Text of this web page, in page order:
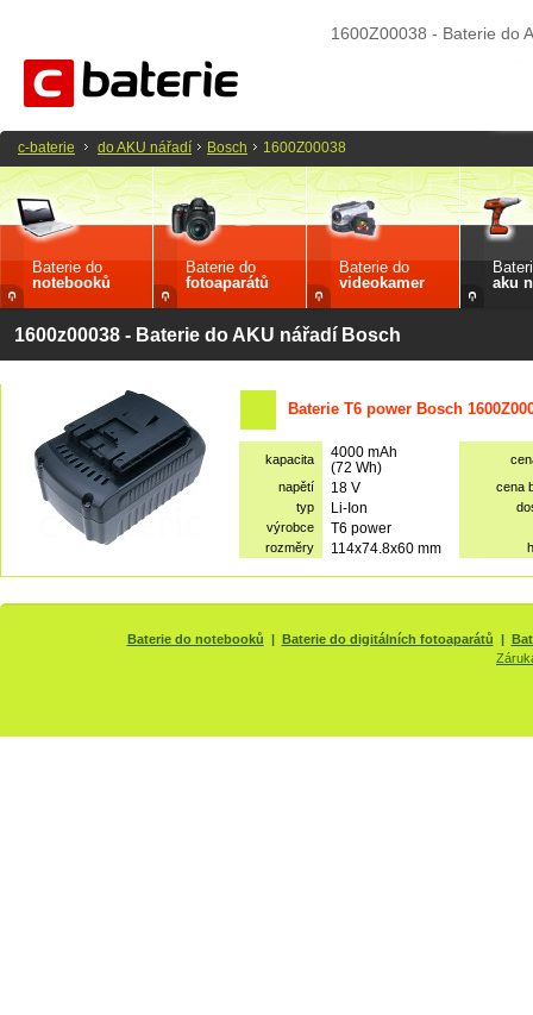
1600Z00038 - Baterie do
Baterie do
notebooků
Baterie do
fotoaparátů
Baterie do
videokamer
aku
1600z00038 - Baterie do AKU nářadí Bosch
Baterie T6 power Bosch
kapacita
4000 mAh
(72 Wh)
napětí
18 V
cena
typ
Li-Ion
výrobce
T6 power
rozměry 114x74.8x60 mm
c-baterie do AKU nářadí Bosch 1600Z00038
Baterie do notebooků | Baterie do digitálních fotoaparátů |